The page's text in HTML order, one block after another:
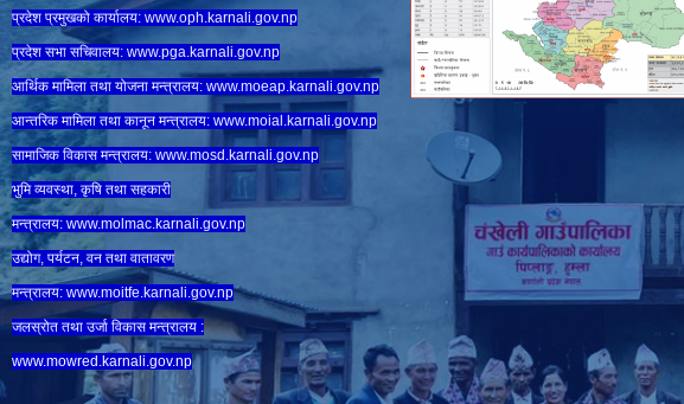
प्रदेश प्रमुखको कार्यालय: www.oph.karnali.gov.np
प्रदेश सभा सचिवालय: www.pga.karnali.gov.np
आर्थिक मामिला तथा योजना मन्त्रालय: www.moeap.karnali.gov.np
आन्तरिक मामिला तथा कानून मन्त्रालय: www.moial.karnali.gov.np
सामाजिक विकास मन्त्रालय: www.mosd.karnali.gov.np
भुमि व्यवस्था, कृषि तथा सहकारी
मन्त्रालय: www.molmac.karnali.gov.np
उद्योग, पर्यटन, वन तथा वातावरण
मन्त्रालय: www.moitfe.karnali.gov.np
जलस्रोत तथा उर्जा विकास मन्त्रालय :
www.mowred.karnali.gov.np